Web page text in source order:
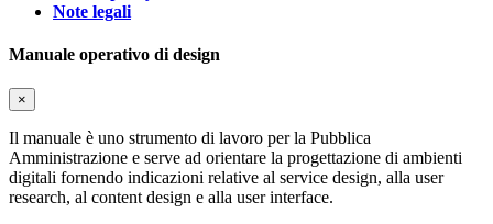
Note legali
Manuale operativo di design
×
Il manuale è uno strumento di lavoro per la Pubblica
Amministrazione e serve ad orientare la progettazione di ambienti
digitali fornendo indicazioni relative al service design, alla user
research, al content design e alla user interface.